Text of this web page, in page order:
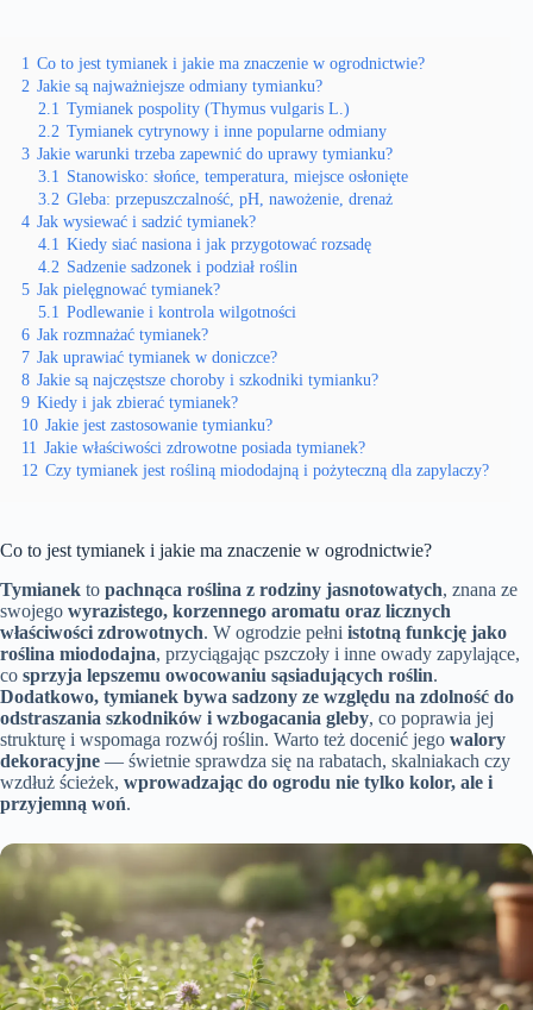
1 Co to jest tymianek i jakie ma znaczenie w ogrodnictwie?
2 Jakie są najważniejsze odmiany tymianku?
2.1 Tymianek pospolity (Thymus vulgaris L.)
2.2 Tymianek cytrynowy i inne popularne odmiany
3 Jakie warunki trzeba zapewnić do uprawy tymianku?
3.1 Stanowisko: słońce, temperatura, miejsce osłonięte
3.2 Gleba: przepuszczalność, pH, nawożenie, drenaż
4 Jak wysiewać i sadzić tymianek?
4.1 Kiedy siać nasiona i jak przygotować rozsadę
4.2 Sadzenie sadzonek i podział roślin
5 Jak pielęgnować tymianek?
5.1 Podlewanie i kontrola wilgotności
6 Jak rozmnażać tymianek?
7 Jak uprawiać tymianek w doniczce?
8 Jakie są najczęstsze choroby i szkodniki tymianku?
9 Kiedy i jak zbierać tymianek?
10 Jakie jest zastosowanie tymianku?
11 Jakie właściwości zdrowotne posiada tymianek?
12 Czy tymianek jest rośliną miododajną i pożyteczną dla zapylaczy?
Co to jest tymianek i jakie ma znaczenie w ogrodnictwie?
Tymianek to pachnąca roślina z rodziny jasnotowatych, znana ze
swojego wyrazistego, korzennego aromatu oraz licznych
właściwości zdrowotnych. W ogrodzie pełni istotną funkcję jako
roślina miododajna, przyciągając pszczoły i inne owady zapylające,
co sprzyja lepszemu owocowaniu sąsiadujących roślin.
Dodatkowo, tymianek bywa sadzony ze względu na zdolność do
odstraszania szkodników i wzbogacania gleby, co poprawia jej
strukturę i wspomaga rozwój roślin. Warto też docenić jego walory
dekoracyjne — świetnie sprawdza się na rabatach, skalniakach czy
wzdłuż ścieżek, wprowadzając do ogrodu nie tylko kolor, ale i
przyjemną woń.